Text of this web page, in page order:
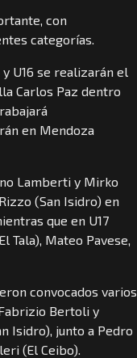
con
categorías.
U16 se realizarán el
Carlos Paz dentro
en Mendoza
Lamberti y Mirko
(San Isidro) en
que en U17
Tala), Mateo Pavese,
convocados varios
Bertoli y
Isidro), junto a Pedro
(El Ceibo).